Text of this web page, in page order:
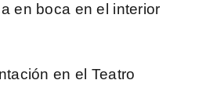
en boca en el interior
en el Teatro